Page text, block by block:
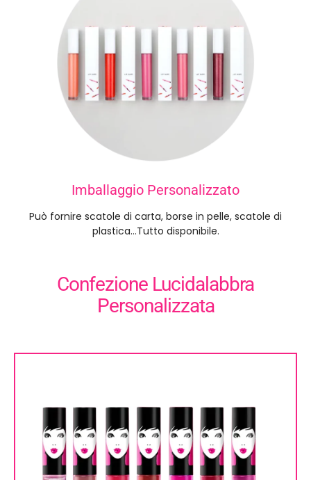
Imballaggio Personalizzato
Può fornire scatole di carta, borse in pelle, scatole di
plastica...Tutto disponibile.
Confezione Lucidalabbra
Personalizzata